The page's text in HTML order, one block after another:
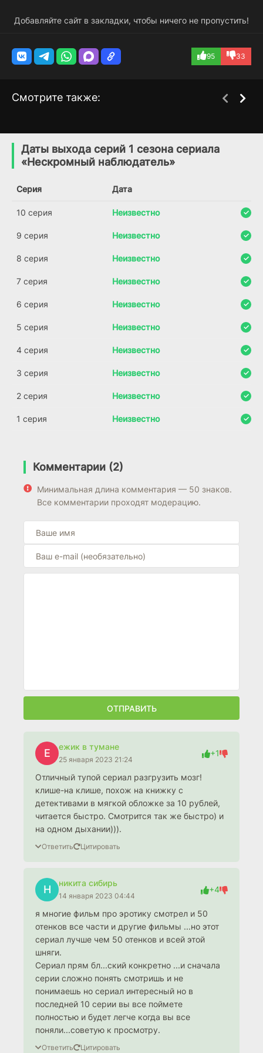
Добавляйте сайт в закладки, чтобы ничего не пропустить!
95 33
Смотрите также:
6.9 7.2
Даты выхода серий 1 сезона сериала
«Нескромный наблюдатель»
Серия Дата
10 серия Неизвестно
9 серия Неизвестно
8 серия Неизвестно
7 серия Неизвестно
6 серия Неизвестно
5 серия Неизвестно
4 серия Неизвестно
3 серия Неизвестно
2 серия Неизвестно
1 серия Неизвестно
Комментарии (2)
Минимальная длина комментария — 50 знаков.
Все комментарии проходят модерацию.
ОТПРАВИТЬ
Е
ежик в тумане
25 января 2023 21:24
+1
Отличный тупой сериал разгрузить мозг!
клише-на клише, похож на книжку с
детективами в мягкой обложке за 10 рублей,
читается быстро. Смотрится так же быстро) и
на одном дыхании))).
Ответить Цитировать
Н
никита сибирь
14 января 2023 04:44
+4
я многие фильм про эротику смотрел и 50
отенков все части и другие фильмы ...но этот
сериал лучше чем 50 отенков и всей этой
шняги.
Сериал прям бл...ский конкретно ...и сначала
серии сложно понять смотришь и не
понимаешь но сериал интересный но в
последней 10 серии вы все поймете
полностью и будет легче когда вы все
поняли...советую к просмотру.
Ответить Цитировать